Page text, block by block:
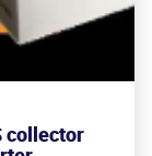
collector